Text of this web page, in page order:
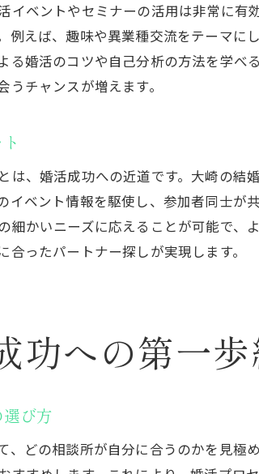
社会と連携した婚活のメリット
る相談所選びで大崎の婚活をスムーズ
を解消するための選び方のポイント
ート体制の充実した相談所を選ぶ
ムーズな婚活を支えるスタッフの質
して利用できる相談所の特徴
クを避けるための相談所選択の基準
所選びで失敗しないための大崎のチェッ
ンセラーの質を見極める方法
の相談所を選ぶ際の注意点
の婚活を成功させる結婚相談所選びの秘訣
事例に学ぶ結婚相談所選び
イベントやセミナーの活用は非常に
えば、趣味や異業種交流をテーマに
る婚活のコツや自己分析の方法を学
チャンスが増えます。
は、婚活成功への近道です。大崎の
イベント情報を駆使し、参加者同士
細かいニーズに応えることが可能で
ったパートナー探しが実現します。
功への第一
び方
、どの相談所が自分に合うのかを見